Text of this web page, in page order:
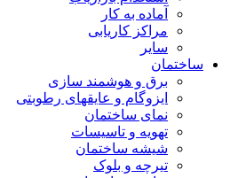
آماده به کار
مراکز کاریابی
سایر
ساختمان
برق و هوشمند سازی
ایزوگام و عایقهای رطوبتی
نمای ساختمان
تهویه و تاسیسات
شیشه ساختمان
تیرچه و بلوک